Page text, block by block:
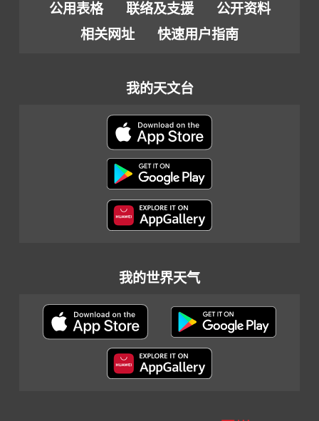
公用表格 联络及支援
公开资料
相关网址
快速用户指南
我的天文台
我的世界天气